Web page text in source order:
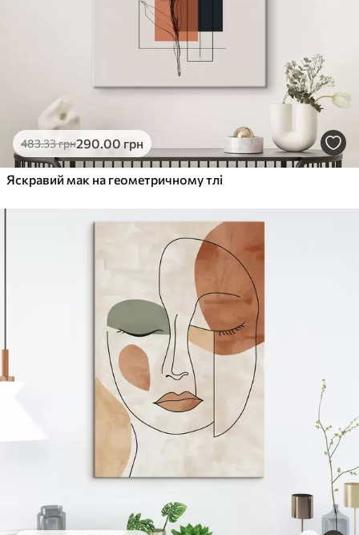
483.33грн290.00 грн
Яскравий мак на геометричному тлі